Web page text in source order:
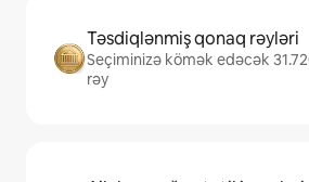
Təsdiqlənmiş qonaq rəyləri
Seçiminizə kömək edəcək
rəy